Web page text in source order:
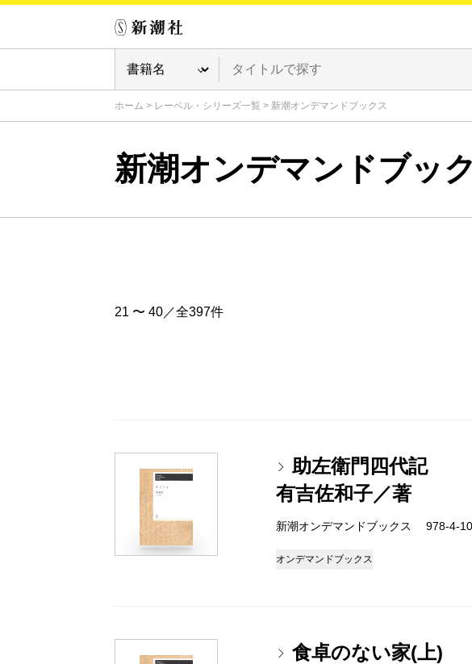
ホーム > レーベル・シリーズ一覧 > 新潮オンデマンドブックス
新潮オンデマンドブッ
21 〜 40／全397件
助左衛門四代記
有吉佐和子／著
新潮オンデマンドブックス 978-
オンデマンドブックス
食卓のない家(上)